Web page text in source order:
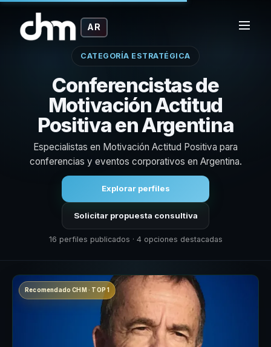
AR
CATEGORÍA ESTRATÉGICA
Conferencistas de
Motivación Actitud
Positiva en Argentina
Especialistas en Motivación Actitud Positiva para
conferencias y eventos corporativos en Argentina.
Explorar perfiles
Solicitar propuesta consultiva
16 perfiles publicados · 4 opciones destacadas
Recomendado CHM · TOP 1